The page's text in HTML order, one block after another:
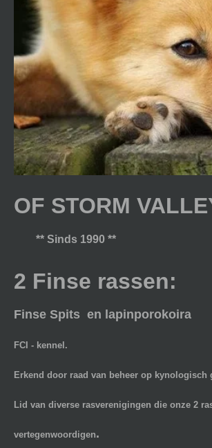
OF STORM
** Sinds 1990 **
2 Finse rassen:
Finse Spits en lapinporokoira
FCI - kennel.
Erkend door raad van beheer op kynologisch
Lid van diverse rasverenigingen die onze 2
vertegenwoordigen.